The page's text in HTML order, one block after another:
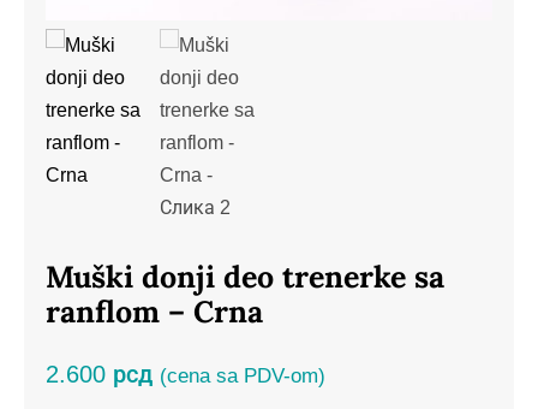
Muški donji deo trenerke sa
ranflom – Crna
2.600 рсд (cena sa PDV-om)